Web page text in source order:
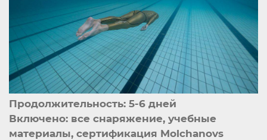
Продолжительность: 5-6 дней
Включено: все снаряжение, учебные
материалы, сертификация Molchanovs